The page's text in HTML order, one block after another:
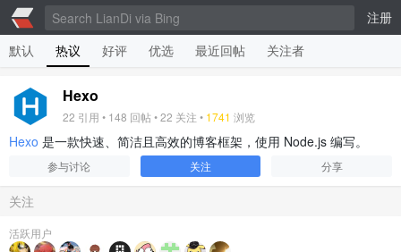
注册
默认
热议 好评 优选 最近回帖 关注者
Hexo
22 引用 • 148 回帖 •22 关注 • 1741 浏览
Hexo 是一款快速、简洁且高效的博客框架，使用 Node.js 编写。
参与讨论 关注 分享
关注
活跃用户